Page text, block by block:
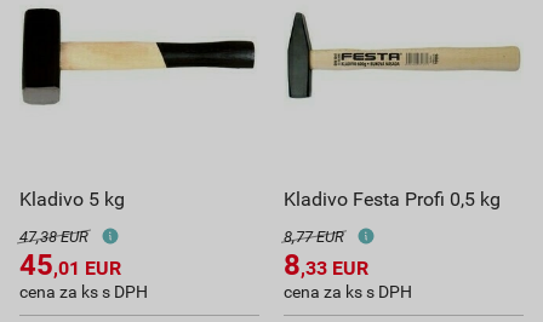
Kladivo 5 kg
47,38 EUR
45,01 EUR
cena za ks s DPH
Kladivo Festa Profi 0,5 kg
8,77 EUR
8,33 EUR
cena za ks s DPH